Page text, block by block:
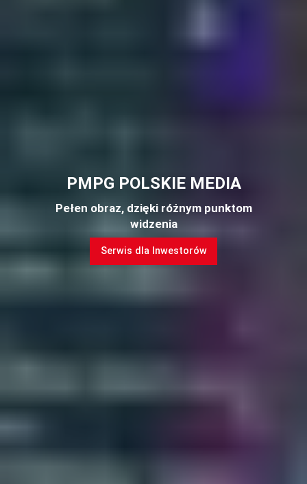
PMPG POLSKIE MEDIA
Pełen obraz, dzięki różnym punktom
widzenia
Serwis dla Inwestorów